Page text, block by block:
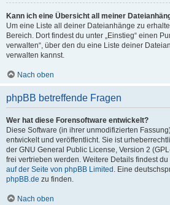
Kann ich eine Übersicht all meiner
Um eine Liste all deiner Dateianhänge zu
Bereich. Dort findest du unter „Einstieg“ einen
verwalten“, über den du eine Liste deiner
verwalten kannst.
Nach oben
phpBB betreffende Fragen
Wer hat diese Forensoftware entwickelt?
Diese Software (in ihrer unmodifizierten
entwickelt und veröffentlicht. Sie ist
der GNU General Public License, Version 2
frei vertrieben werden. Weitere Details findest du
auf der Seite von phpBB Limited . Eine
phpBB.de zu finden.
Nach oben